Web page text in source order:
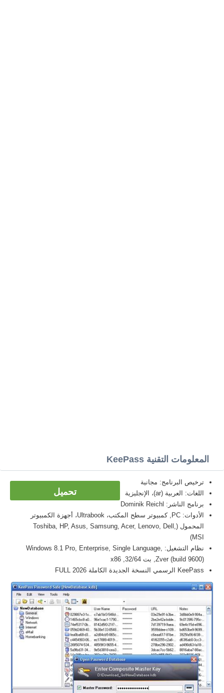
المعلومات التقنية KeePass
تحميل
ترخيص البرنامج: مجانية
اللغات: العربية (ar)، الإنجليزية
برنامج الناشر: Dominik Reichl
الأدوات: PC, كمبيوتر سطح المكتب، Ultrabook، أجهزة الكمبيوتر
المحمول (Toshiba, HP, Asus, Samsung, Acer, Lenovo, Dell,
MSI)
نظام التشغيل: Windows 8.1 Pro, Enterprise, Single Language,
Zver (build 9600), بت 32/64, x86
KeePass الرسمي النسخة الجديدة الكاملة FULL 2026